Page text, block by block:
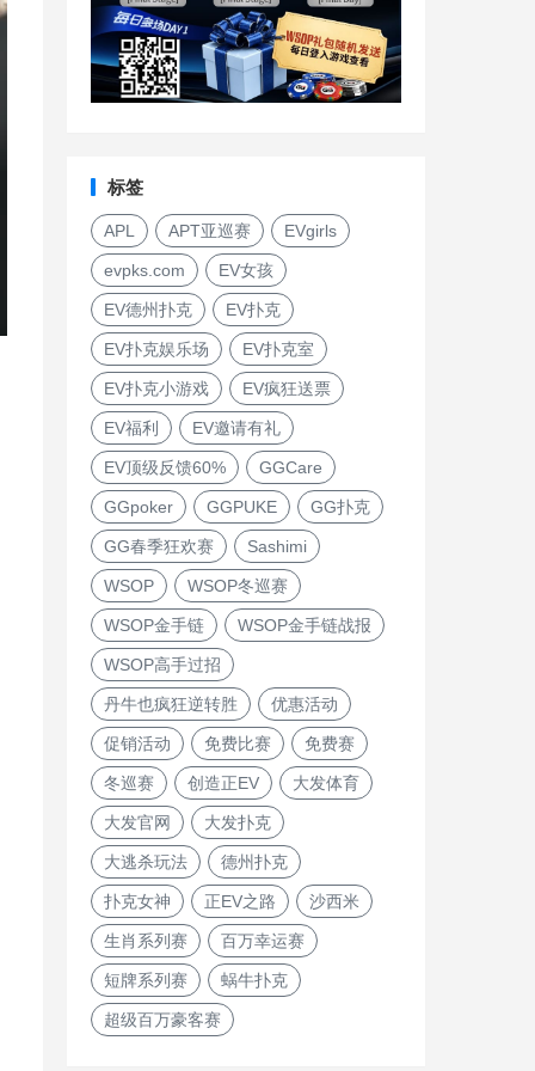
标签
APL APT亚巡赛 EVgirls
evpks.com EV女孩
EV德州扑克 EV扑克
EV扑克娱乐场 EV扑克室
EV扑克小游戏 EV疯狂送票
EV福利 EV邀请有礼
EV顶级反馈60% GGCare
GGpoker GGPUKE GG扑克
GG春季狂欢赛 Sashimi
WSOP WSOP冬巡赛
WSOP金手链 WSOP金手链战报
WSOP高手过招
丹牛也疯狂逆转胜 优惠活动
促销活动 免费比赛 免费赛
冬巡赛 创造正EV 大发体育
大发官网 大发扑克
大逃杀玩法 德州扑克
扑克女神 正EV之路 沙西米
生肖系列赛 百万幸运赛
短牌系列赛 蜗牛扑克
超级百万豪客赛